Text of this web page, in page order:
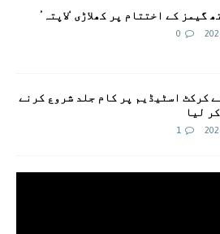
گیمز کے اختتام پر کھلاڑی ‘لاپتہ’
0
کرکٹ اسٹیڈیم پر کام جلد شروع کرنے
لیا
1